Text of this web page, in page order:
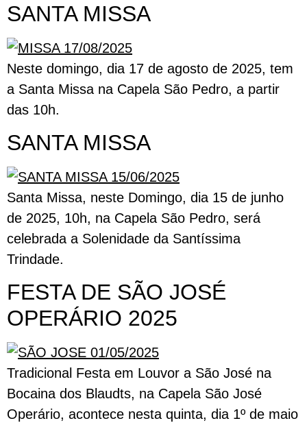
SANTA MISSA
Neste domingo, dia 17 de agosto de 2025, tem
a Santa Missa na Capela São Pedro, a partir
das 10h.
SANTA MISSA
Santa Missa, neste Domingo, dia 15 de junho
de 2025, 10h, na Capela São Pedro, será
celebrada a Solenidade da Santíssima
Trindade.
FESTA DE SÃO JOSÉ
OPERÁRIO 2025
Tradicional Festa em Louvor a São José na
Bocaina dos Blaudts, na Capela São José
Operário, acontece nesta quinta, dia 1º de maio